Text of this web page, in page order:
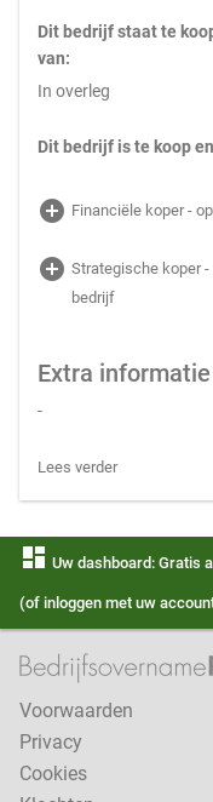
Dit bedrijf staat te
van:
In overleg
Dit bedrijf is te koop
add_circle Financiële koper -
add_circle Strategische koper
bedrijf
Extra informatie
-
Lees verder
dashboard Uw dashboard: Gratis
(of inloggen met uw
Voorwaarden
Privacy
Cookies